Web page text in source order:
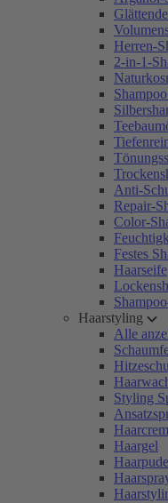
Herren-
2-in-1-
Anti-
Repair-
Color-
Festes
Haarseife
Haarstyling
Alle
Styling
Haargel